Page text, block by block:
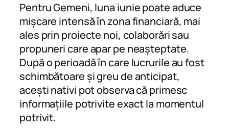
Pentru Gemeni, luna iunie poate aduce
mișcare intensă în zona financiară, mai
ales prin proiecte noi, colaborări sau
propuneri care apar pe neașteptate.
După o perioadă în care lucrurile au fost
schimbătoare și greu de anticipat,
acești nativi pot observa că primesc
informațiile potrivite exact la momentul
potrivit.